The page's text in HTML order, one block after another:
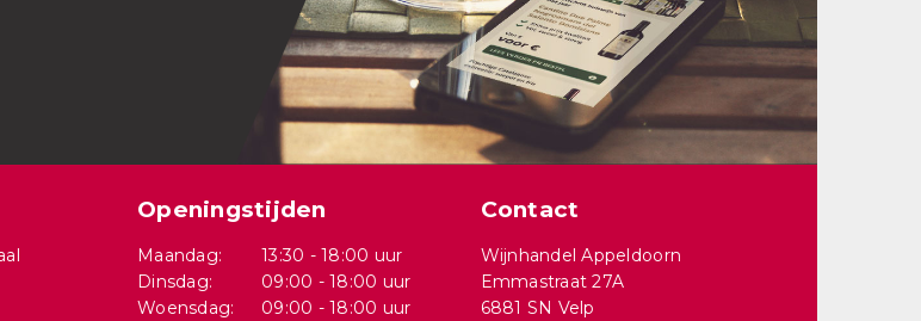
Openingstijden
Maandag:
13:30 - 18:00 uur
Dinsdag:
09:00 - 18:00 uur
Woensdag:
09:00 - 18:00 uur
Contact
Wijnhandel Appeldoorn
Emmastraat 27A
6881 SN Velp